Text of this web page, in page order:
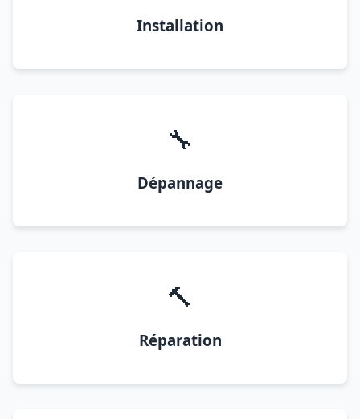
Installation
🔧
Dépannage
🔨
Réparation